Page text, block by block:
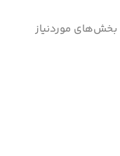
بخش‌های موردنیاز